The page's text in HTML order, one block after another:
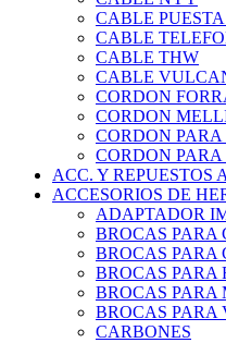
CABLE
CABLE
CABLE THW
CABLE
CORDON
CORDON
CORDON
CORDON
ACC. Y REPUESTOS
ACCESORIOS DE
ADAPTADOR
BROCAS PARA
BROCAS PARA
BROCAS PARA
BROCAS PARA
BROCAS PARA
CARBONES